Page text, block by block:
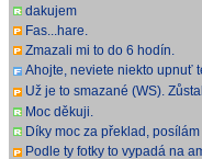
dakujem
Fas...hare.
Zmazali mi to do 6 hodín.
Ahojte, neviete niekto upnuť
som ho vymazal a neviem ho
som na
Už je to smazané (WS).
Moc děkuji.
Díky moc za překlad,
Podle ty fotky to vypadá na